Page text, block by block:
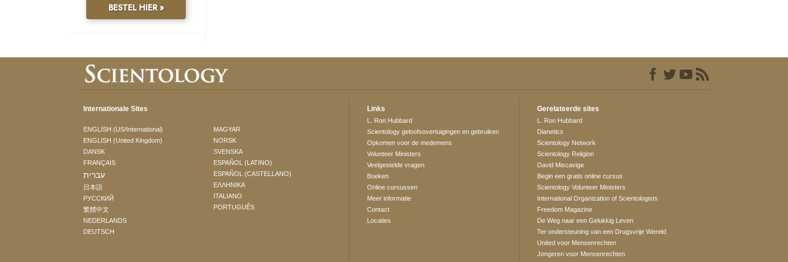
BESTEL HIER »
Internationale Sites
ENGLISH (US/International)
ENGLISH (United Kingdom)
DANSK
FRANÇAIS
עברית
日本語
РУССКИЙ
繁體中文
NEDERLANDS
DEUTSCH
MAGYAR
NORSK
SVENSKA
ESPAÑOL (LATINO)
ESPAÑOL (CASTELLANO)
ΕΛΛΗΝΙΚA
ITALIANO
PORTUGUÊS
Links
L. Ron Hubbard
Scientology geloofsovertuigingen en gebruiken
Opkomen voor de medemens
Volunteer Ministers
Veelgestelde vragen
Boeken
Online cursussen
Meer informatie
Contact
Locaties
Gerelateerde sites
L. Ron Hubbard
Dianetics
Scientology Network
Scientology Religion
David Miscavige
Begin een gratis online cursus
Scientology Volunteer Ministers
International Organization of Scientologists
Freedom Magazine
De Weg naar een Gelukkig Leven
Ter ondersteuning van een Drugsvrije Wereld
United voor Mensenrechten
Jongeren voor Mensenrechten